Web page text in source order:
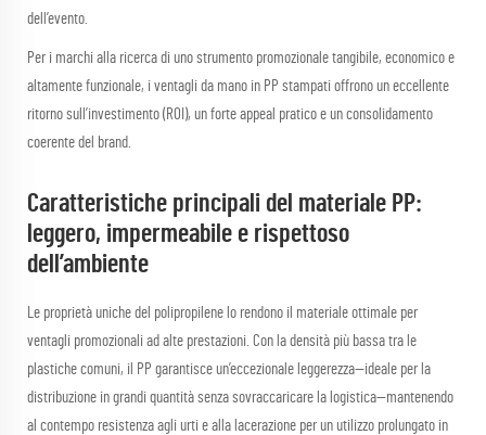
dell’evento.
Per i marchi alla ricerca di uno strumento promozionale tangibile, economico e
altamente funzionale, i ventagli da mano in PP stampati offrono un eccellente
ritorno sull’investimento (ROI), un forte appeal pratico e un consolidamento
coerente del brand.
Caratteristiche principali del materiale PP:
leggero, impermeabile e rispettoso
dell’ambiente
Le proprietà uniche del polipropilene lo rendono il materiale ottimale per
ventagli promozionali ad alte prestazioni. Con la densità più bassa tra le
plastiche comuni, il PP garantisce un’eccezionale leggerezza—ideale per la
distribuzione in grandi quantità senza sovraccaricare la logistica—mantenendo
al contempo resistenza agli urti e alla lacerazione per un utilizzo prolungato in